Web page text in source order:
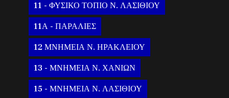
11 - ΦΥΣΙΚΟ ΤΟΠΙΟ Ν. ΛΑΣΙΘΙΟΥ
11Α - ΠΑΡΑΛΙΕΣ
12 ΜΝΗΜΕΙΑ Ν. ΗΡΑΚΛΕΙΟΥ
13 - ΜΝΗΜΕΙΑ Ν. ΧΑΝΙΩΝ
15 - ΜΝΗΜΕΙΑ Ν. ΛΑΣΙΘΙΟΥ